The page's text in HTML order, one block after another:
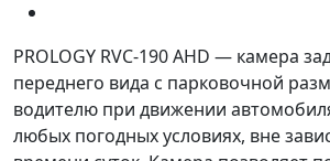
PROLOGY RVC-190 AHD — камера
переднего вида с парковочной
водителю при движении
любых погодных условиях, вне